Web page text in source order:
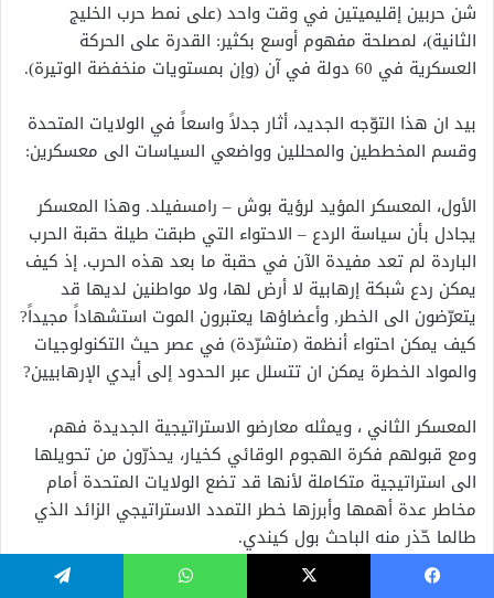
شن حربين إقليميتين في وقت واحد (على نمط حرب الخليج
الثانية)، لمصلحة مفهوم أوسع بكثير: القدرة على الحركة
العسكرية في 60 دولة في آن (وإن بمستويات منخفضة الوتيرة).
بيد ان هذا التوّجه الجديد، أثار جدلاً واسعاً في الولايات المتحدة
وقسم المخططين والمحللين وواضعي السياسات الى معسكرين:
الأول، المعسكر المؤيد لرؤية بوش – رامسفيلد. وهذا المعسكر
يجادل بأن سياسة الردع – الاحتواء التي طبقت طيلة حقبة الحرب
الباردة لم تعد مفيدة الآن في حقبة ما بعد هذه الحرب. إذ كيف
يمكن ردع شبكة إرهابية لا أرض لها، ولا مواطنين لديها قد
يتعرّضون الى الخطر, وأعضاؤها يعتبرون الموت استشهاداً مجيداً?
كيف يمكن احتواء أنظمة (متشرّدة) في عصر حيث التكنولوجيات
والمواد الخطرة يمكن ان تتسلل عبر الحدود إلى أيدي الإرهابيين?
المعسكر الثاني ، ويمثله معارضو الاستراتيجية الجديدة فهم،
ومع قبولهم فكرة الهجوم الوقائي كخيار، يحذرّون من تحويلها
الى استراتيجية متكاملة لأنها قد تضع الولايات المتحدة أمام
مخاطر عدة أهمها وأبرزها خطر التمدد الاستراتيجي الزائد الذي
طالما حّذر منه الباحث بول كيندي.